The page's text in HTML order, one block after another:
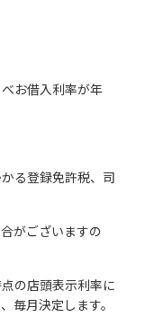
お借入利率が年
る登録免許税、司
がございますの
の店頭表示利率に
毎月決定します。